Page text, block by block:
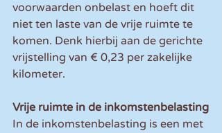
voorwaarden onbelast en hoeft dit
niet ten laste van de vrije ruimte te
komen. Denk hierbij aan de gerichte
vrijstelling van € 0,23 per zakelijke
kilometer.
Vrije ruimte in de inkomstenbelasting
In de inkomstenbelasting is een met